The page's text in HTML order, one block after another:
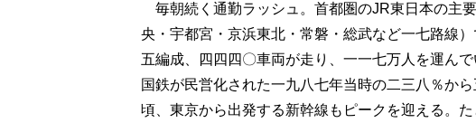
毎朝続く通勤ラッシュ。首都圏のJR東日本の主
央・宇都宮・京浜東北・常磐・総武など一七路線
五編成、四四四〇車両が走り、一一七万人を運ん
国鉄が民営化された一九八七年当時の二三八％か
頃、東京から出発する新幹線もピークを迎える。